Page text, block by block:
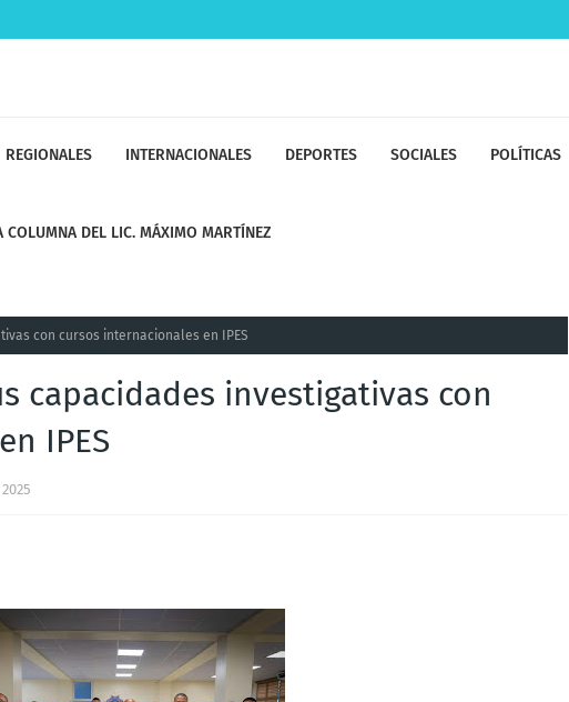
REGIONALES INTERNACIONALES DEPORTES SOCIALES POLÍTICAS
COLUMNA DEL LIC. MÁXIMO MARTÍNEZ
con cursos internacionales en IPES
capacidades investigativas con
IPES